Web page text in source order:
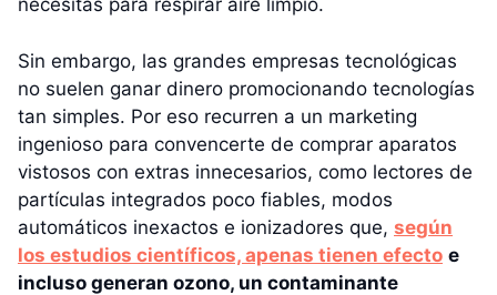
necesitas para respirar aire limpio.
Sin embargo, las grandes empresas tecnológicas
no suelen ganar dinero promocionando tecnologías
tan simples. Por eso recurren a un marketing
ingenioso para convencerte de comprar aparatos
vistosos con extras innecesarios, como lectores de
partículas integrados poco fiables, modos
automáticos inexactos e ionizadores que, según
los estudios científicos, apenas tienen efecto e
incluso generan ozono, un contaminante